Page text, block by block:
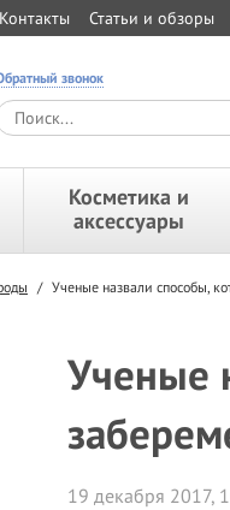
Контакты Статьи и обзоры
звонок
Косметика и
аксессуары
/ Ученые назвали способы,
Ученые
19 декабря 2017,